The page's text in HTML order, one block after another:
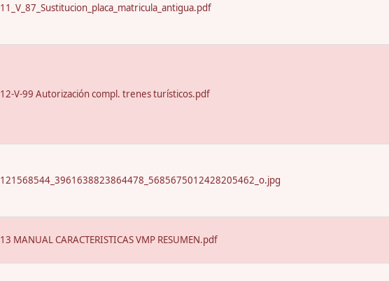
11_V_87_Sustitucion_placa_matricula_antigua.pdf
12-V-99 Autorización compl. trenes turísticos.pdf
121568544_3961638823864478_5685675012428205462_o.jpg
13 MANUAL CARACTERISTICAS VMP RESUMEN.pdf